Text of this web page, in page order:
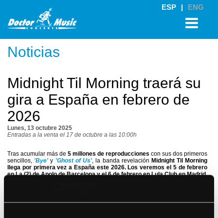
Noticias
Midnight Til Morning traerá su
gira a España en febrero de
2026
Lunes, 13 octubre 2025
Entradas a la venta el 17 de octubre a las 10:00h
Tras acumular más de5 millones de reproducciones con sus dos primeros
sencillos, 'Bye' y 'Ghost of Us', la banda revelación Midnight Til Morning
llega por primera vez a España este 2026. Los veremos el 5 de febrero
en La (2) de Apolo de Barcelona y el 6 de febrero en Lula Club en Madrid.
El precio será de 28 Euros (IVA incluido, gastos de distribución no
ESP | ENG